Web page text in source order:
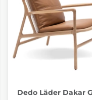
Dedo Läder Dakar